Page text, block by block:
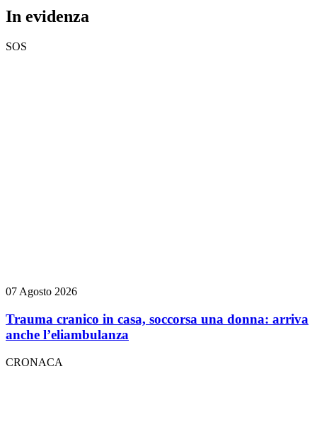
In evidenza
SOS
07 Agosto 2026
Trauma cranico in casa, soccorsa una donna: arriva
anche l’eliambulanza
CRONACA